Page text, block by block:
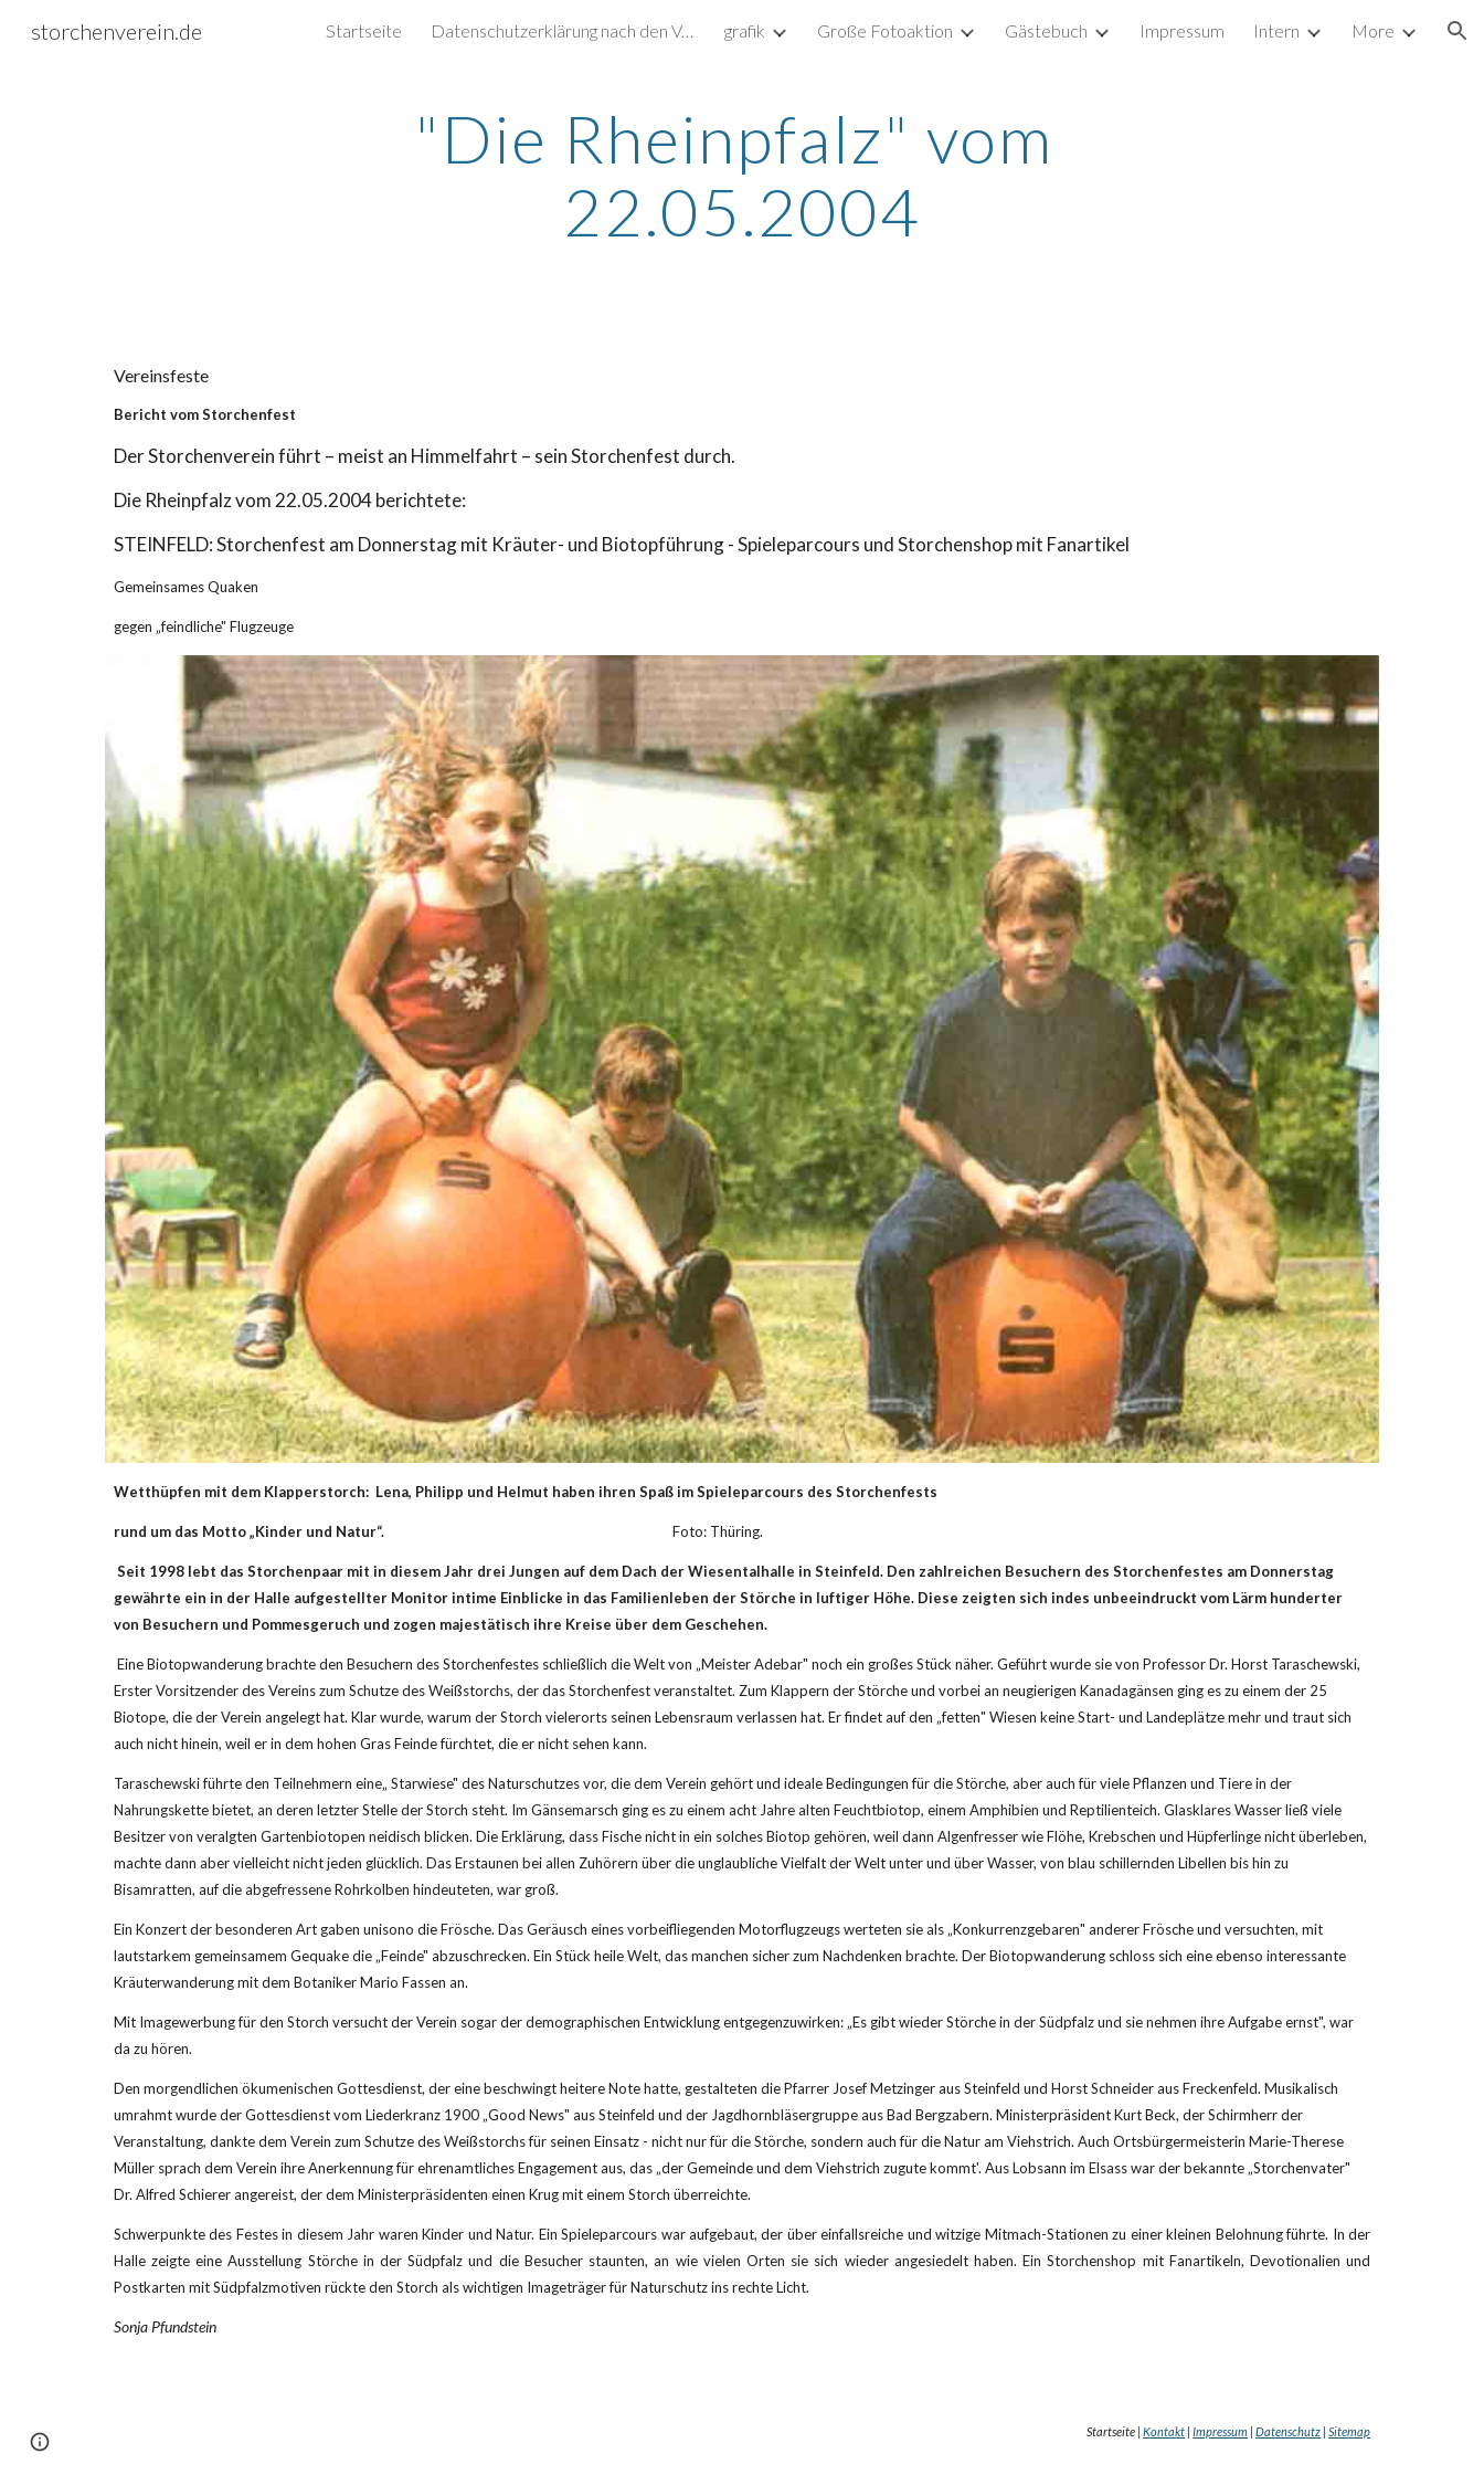
Skip to main content Skip to navigation
storchenverein.de Startseite Datenschutzerklärung nach den Vorgaben der DSGVO grafik Große Fotoaktion Gästebuch Impressum Intern More
"Die Rheinpfalz" vom
22.05.2004
Vereinsfeste
Bericht vom Storchenfest
Der Storchenverein führt – meist an Himmelfahrt – sein Storchenfest durch.
Die Rheinpfalz vom 22.05.2004 berichtete:
STEINFELD: Storchenfest am Donnerstag mit Kräuter- und Biotopführung - Spieleparcours und Storchenshop mit Fanartikel
Gemeinsames Quaken
gegen „feindliche" Flugzeuge
Wetthüpfen mit dem Klapperstorch:  Lena, Philipp und Helmut haben ihren Spaß im Spieleparcours des Storchenfests
rund um das Motto „Kinder und Natur“. Foto: Thüring.
gewährte ein in der Halle aufgestellter Monitor intime Einblicke in das Familienleben der Störche in luftiger Höhe. Diese zeigten sich indes unbeeindruckt vom Lärm hunderter
von Besuchern und Pommesgeruch und zogen majestätisch ihre Kreise über dem Geschehen.
Erster Vorsitzender des Vereins zum Schutze des Weißstorchs, der das Storchenfest veranstaltet. Zum Klappern der Störche und vorbei an neugierigen Kanadagänsen ging es zu einem der 25
Biotope, die der Verein angelegt hat. Klar wurde, warum der Storch vielerorts seinen Lebensraum verlassen hat. Er findet auf den „fetten" Wiesen keine Start- und Landeplätze mehr und traut sich
auch nicht hinein, weil er in dem hohen Gras Feinde fürchtet, die er nicht sehen kann.
Taraschewski führte den Teilnehmern eine„ Starwiese" des Naturschutzes vor, die dem Verein gehört und ideale Bedingungen für die Störche, aber auch für viele Pflanzen und Tiere in der
Nahrungskette bietet, an deren letzter Stelle der Storch steht. Im Gänsemarsch ging es zu einem acht Jahre alten Feuchtbiotop, einem Amphibien und Reptilienteich. Glasklares Wasser ließ viele
Besitzer von veralgten Gartenbiotopen neidisch blicken. Die Erklärung, dass Fische nicht in ein solches Biotop gehören, weil dann Algenfresser wie Flöhe, Krebschen und Hüpferlinge nicht überleben,
machte dann aber vielleicht nicht jeden glücklich. Das Erstaunen bei allen Zuhörern über die unglaubliche Vielfalt der Welt unter und über Wasser, von blau schillernden Libellen bis hin zu
Bisamratten, auf die abgefressene Rohrkolben hindeuteten, war groß.
Ein Konzert der besonderen Art gaben unisono die Frösche. Das Geräusch eines vorbeifliegenden Motorflugzeugs werteten sie als „Konkurrenzgebaren" anderer Frösche und versuchten, mit
lautstarkem gemeinsamem Gequake die „Feinde" abzuschrecken. Ein Stück heile Welt, das manchen sicher zum Nachdenken brachte. Der Biotopwanderung schloss sich eine ebenso interessante
Kräuterwanderung mit dem Botaniker Mario Fassen an.
Mit Imagewerbung für den Storch versucht der Verein sogar der demographischen Entwicklung entgegenzuwirken: „Es gibt wieder Störche in der Südpfalz und sie nehmen ihre Aufgabe ernst", war
da zu hören.
Den morgendlichen ökumenischen Gottesdienst, der eine beschwingt heitere Note hatte, gestalteten die Pfarrer Josef Metzinger aus Steinfeld und Horst Schneider aus Freckenfeld. Musikalisch
umrahmt wurde der Gottesdienst vom Liederkranz 1900 „Good News" aus Steinfeld und der Jagdhornbläsergruppe aus Bad Bergzabern. Ministerpräsident Kurt Beck, der Schirmherr der
Veranstaltung, dankte dem Verein zum Schutze des Weißstorchs für seinen Einsatz - nicht nur für die Störche, sondern auch für die Natur am Viehstrich. Auch Ortsbürgermeisterin Marie-Therese
Müller sprach dem Verein ihre Anerkennung für ehrenamtliches Engagement aus, das „der Gemeinde und dem Viehstrich zugute kommt'. Aus Lobsann im Elsass war der bekannte „Storchenvater"
Dr. Alfred Schierer angereist, der dem Ministerpräsidenten einen Krug mit einem Storch überreichte.
Schwerpunkte des Festes in diesem Jahr waren Kinder und Natur. Ein Spieleparcours war aufgebaut, der über einfallsreiche und witzige Mitmach-Stationen zu einer kleinen Belohnung führte. In der
Halle zeigte eine Ausstellung Störche in der Südpfalz und die Besucher staunten, an wie vielen Orten sie sich wieder angesiedelt haben. Ein Storchenshop mit Fanartikeln, Devotionalien und
Postkarten mit Südpfalzmotiven rückte den Storch als wichtigen Imageträger für Naturschutz ins rechte Licht.
Sonja Pfundstein
Startseite | Kontakt | Impressum | Datenschutz | Sitemap